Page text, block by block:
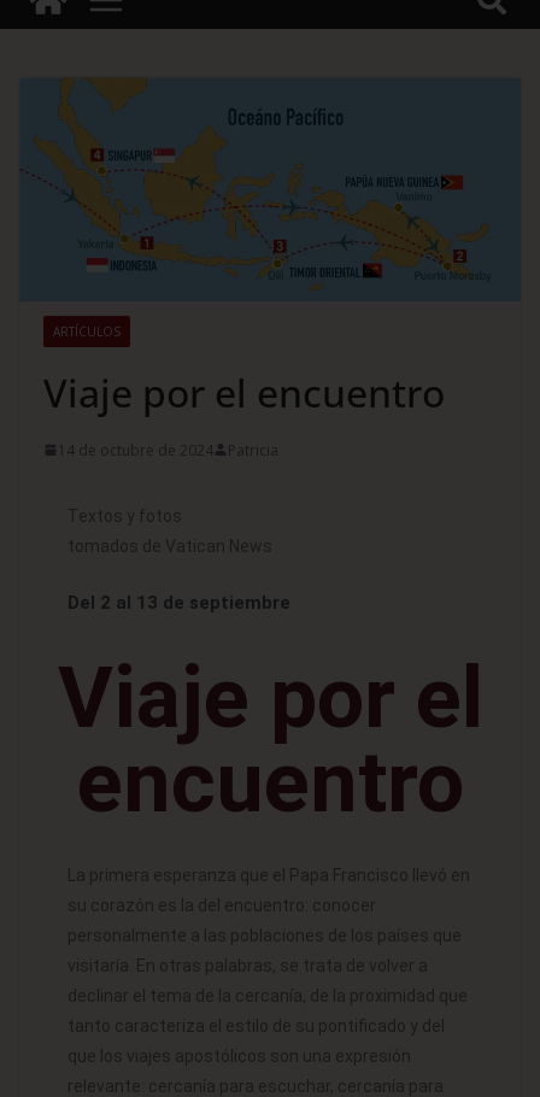
ARTÍCULOS
Viaje por el encuentro
14 de octubre de 2024 Patricia
Textos y fotos
tomados de Vatican News
Del 2 al 13 de septiembre
Viaje por el
encuentro
La primera esperanza que el Papa Francisco llevó en
su corazón es la del encuentro: conocer
personalmente a las poblaciones de los países que
visitaría. En otras palabras, se trata de volver a
declinar el tema de la cercanía, de la proximidad que
tanto caracteriza el estilo de su pontificado y del
que los viajes apostólicos son una expresión
relevante: cercanía para escuchar, cercanía para